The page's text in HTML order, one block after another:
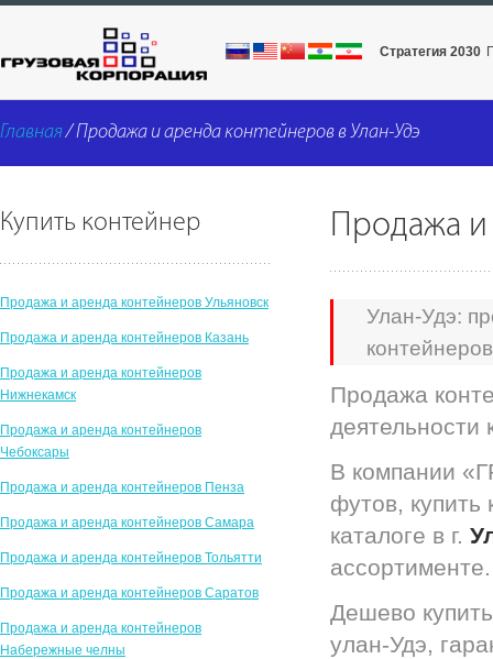
Стратегия 2030
Главная/ Продажа и аренда контейнеров в Улан-Удэ
Продажа и
Улан-Удэ:
контейнеров
Продажа
деятельности
В компании
футов,
каталоге в г.
ассортименте.
Дешево
улан-Удэ,
Купить контейнер
Продажа и аренда контейнеров Ульяновск
Продажа и аренда контейнеров Казань
Продажа и аренда контейнеров
Нижнекамск
Продажа и аренда контейнеров
Чебоксары
Продажа и аренда контейнеров Пенза
Продажа и аренда контейнеров Самара
Продажа и аренда контейнеров Тольятти
Продажа и аренда контейнеров Саратов
Продажа и аренда контейнеров
Набережные челны